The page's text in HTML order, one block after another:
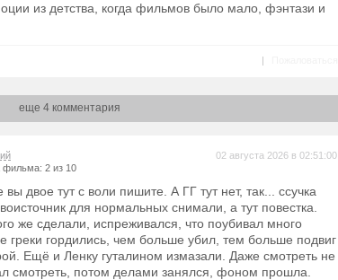
из детства, когда фильмов было мало, фэнтази и
|
еще 4 комментария
фильма: 2 из 10
02 августа 2026 в 02:51:00
двое тут с воли пишите. А ГГ тут нет, так... ссучка
для нормальных снимали, а тут повестка.
же сделали, испреживался, что поубивал много
греки гордились, чем больше убил, тем больше подвиг
Ещё и Ленку гуталином измазали. Даже смотреть не
смотреть, потом делами занялся, фоном прошла.